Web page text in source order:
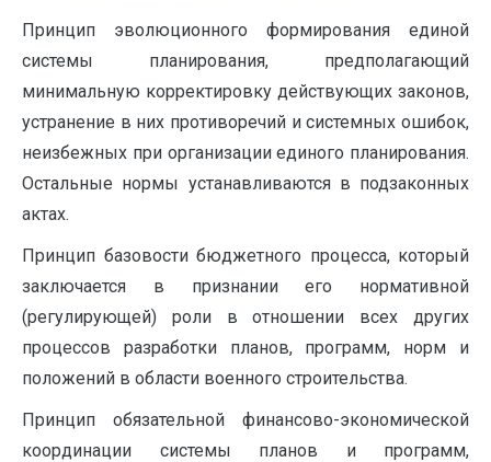
Принцип эволюционного формирования единой
системы планирования, предполагающий
минимальную корректировку действующих законов,
устранение в них противоречий и системных ошибок,
неизбежных при организации единого планирования.
Остальные нормы устанавливаются в подзаконных
актах.
Принцип базовости бюджетного процесса, который
заключается в признании его нормативной
(регулирующей) роли в отношении всех других
процессов разработки планов, программ, норм и
положений в области военного строительства.
Принцип обязательной финансово-экономической
координации системы планов и программ,